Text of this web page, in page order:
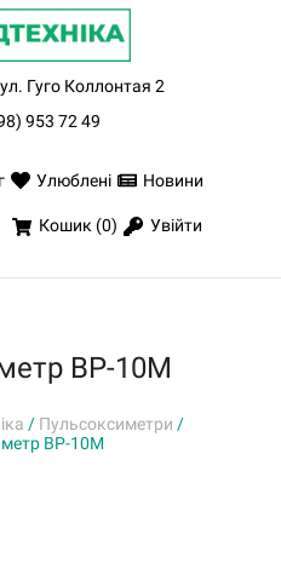
Гуго Коллонтая 2
953 72 49
Улюблені Новини
Кошик (0) Увійти
ВP-10M
/ Пульсоксиметри /
ВP-10M